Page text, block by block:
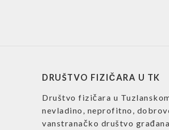
DRUŠTVO FIZIČARA U TK
Društvo fizičara u
nevladino, neprofitno,
vanstranačko društvo građana